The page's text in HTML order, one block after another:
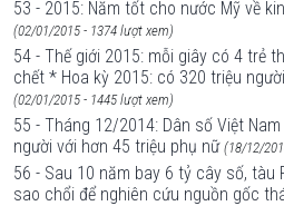
53 - 2015: Năm tốt cho nước Mỹ về
(02/01/2015 - 1374 lượt xem)
54 - Thế giới 2015: mỗi giây có 4 trẻ
chết * Hoa kỳ 2015: có 320 triệu
(02/01/2015 - 1445 lượt xem)
55 - Tháng 12/2014: Dân số Việt
người với hơn 45 triệu phụ nữ (18/12/
56 - Sau 10 năm bay 6 tỷ cây số, tàu
sao chổi để nghiên cứu nguồn gốc